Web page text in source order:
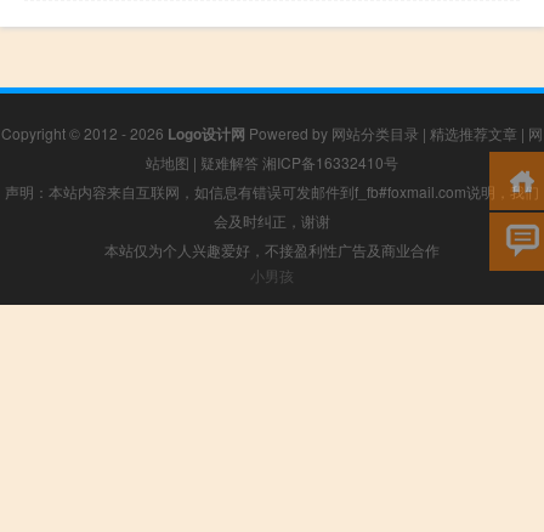
Copyright © 2012 - 2026 Logo设计网 Powered by 网站分类目录 | 精选推荐文章 | 网
站地图 | 疑难解答 湘ICP备16332410号
声明：本站内容来自互联网，如信息有错误可发邮件到f_fb#foxmail.com说明，我们
会及时纠正，谢谢
本站仅为个人兴趣爱好，不接盈利性广告及商业合作
小男孩